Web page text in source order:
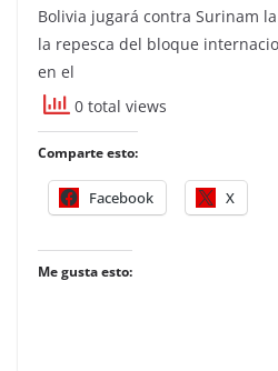
Bolivia jugará contra Surinam
la repesca del bloque
en el
0 total views
Comparte esto:
Facebook X
Me gusta esto: